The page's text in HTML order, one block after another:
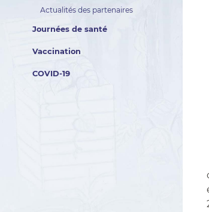
Actualités des partenaires
Journées de santé
Vaccination
COVID-19